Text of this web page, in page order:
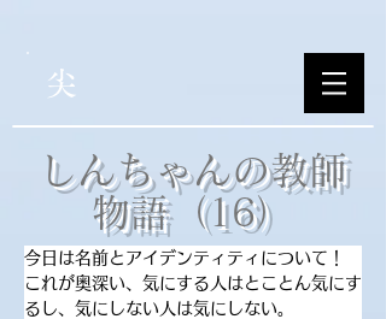
尖
​しんちゃんの教師
物語（16）
今日は名前とアイデンティティについて！
これが奥深い、気にする人はとことん気にす
るし、気にしない人は気にしない。